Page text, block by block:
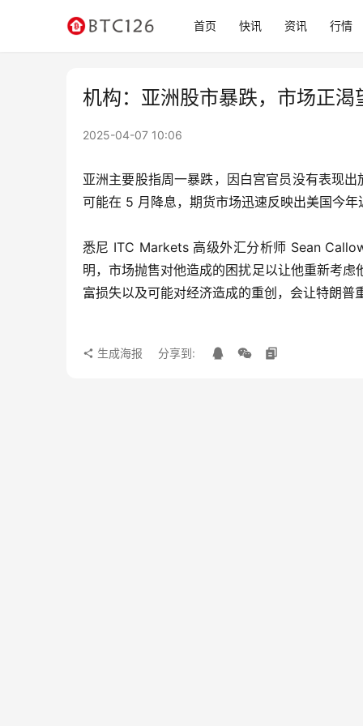
首页 快讯 资讯 行情
机构：亚洲股市暴跌，市场正渴
2025-04-07 10:06
亚洲主要股指周一暴跌，因白宫官员没有表现
可能在 5 月降息，期货市场迅速反映出美国今年
悉尼 ITC Markets 高级外汇分析师 Sean
明，市场抛售对他造成的困扰足以让他重新考
富损失以及可能对经济造成的重创，会让特朗普
生成海报 分享到: